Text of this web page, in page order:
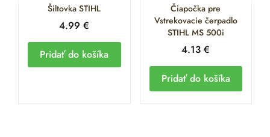
Šiltovka STIHL
4.99€
Pridať do košíka
Čiapočka pre
Vstrekovacie čerpadlo
STIHL MS 500i
4.13€
Pridať do košíka